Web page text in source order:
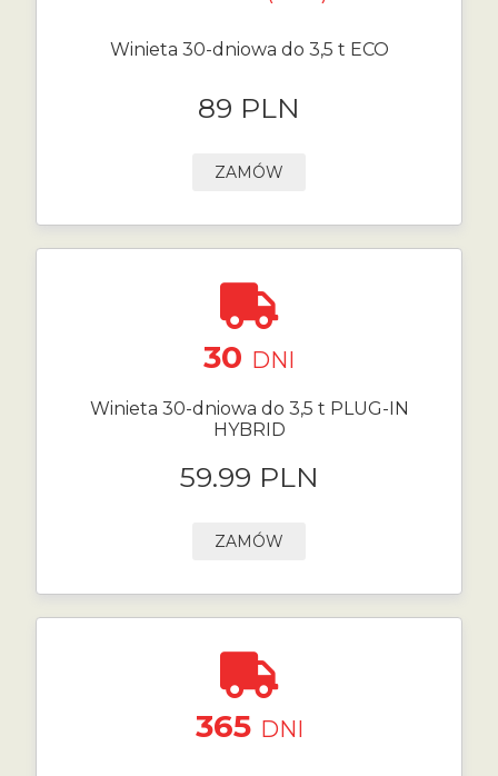
Winieta 30-dniowa do 3,5 t ECO
89 PLN
ZAMÓW
30 DNI
Winieta 30-dniowa do 3,5 t PLUG-IN
HYBRID
59.99 PLN
ZAMÓW
365 DNI